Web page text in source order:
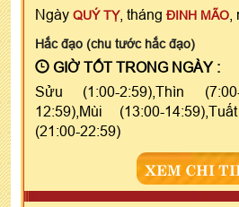
Ngày QUÝ TỴ, tháng ĐINH MÃO
Hắc đạo (chu tước hắc đạo)
GIỜ TỐT TRONG NGÀY :
Sửu (1:00-2:59),Thìn
12:59),Mùi (13:00-
(21:00-22:59)
XEM CHI